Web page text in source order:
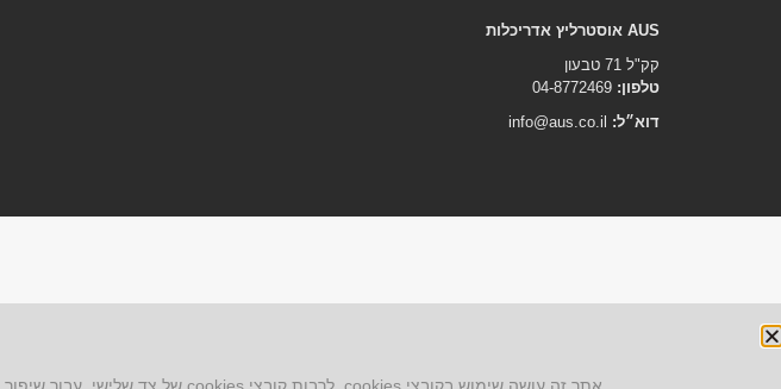
AUS אוסטרליץ אדריכלות
קק"ל 71 טבעון
טלפון:
דוא״ל: info@aus.co.il